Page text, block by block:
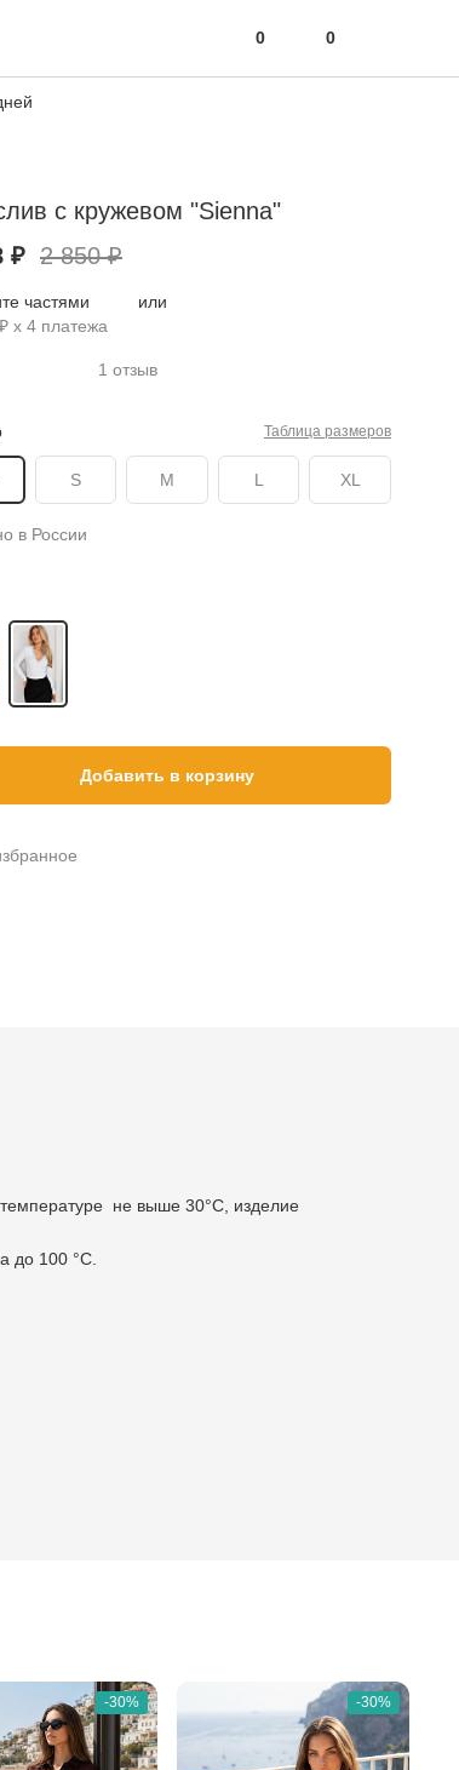
0 0
с кружевом "Sienna"
₽ 2 850 ₽
частями
или
х 4 платежа
1 отзыв
Таблица размеров
S M L XL
в России
Добавить в корзину
не выше 30°С, изделие
до 100 °C.
-30% -30%